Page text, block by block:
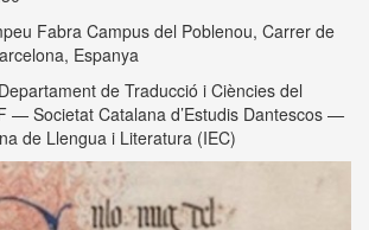
Fabra Campus del Poblenou, Carrer de
Espanya
Departament de Traducció i Ciències del
— Societat Catalana d’Estudis Dantescos —
de Llengua i Literatura (IEC)